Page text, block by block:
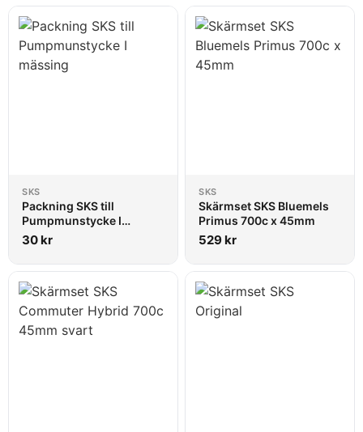
SKS
Packning SKS till
Pumpmunstycke I
mässing
30kr
SKS
Skärmset SKS Bluemels
Primus 700c x 45mm
529kr